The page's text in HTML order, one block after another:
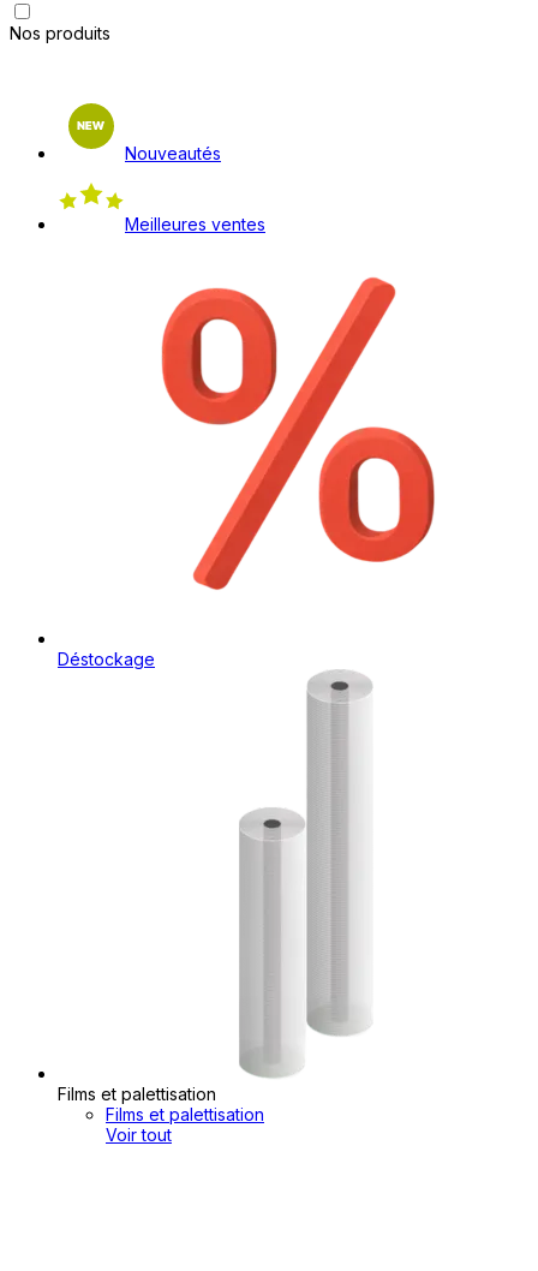
Nos produits
Nouveautés
Meilleures ventes
Déstockage
Films et palettisation
Films et palettisation
Voir tout